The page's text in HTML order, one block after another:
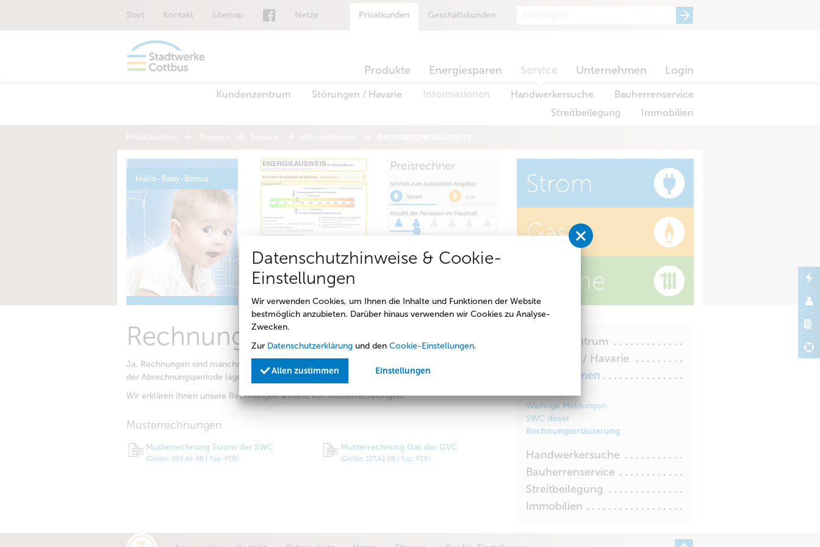
Privatkunden Geschäftskunden
Start Kontakt Sitemap Netze
Produkte Energiesparen Service Unternehmen Login
Kundenzentrum Störungen / Havarie Informationen Handwerkersuche
Bauherrenservice
Streitbeilegung
Immobilien
Privatkunden
Hallo-Baby-Bonus
Energieausweise
Rechnungserläuterungen
Ja, Rechnungen sind manchmal etwas kompliziert. Zumal, wenn auch noch Zählerwechsel in
der Abrechnungsperiode lagen...
Wir erklären Ihnen unsere Rechnungen anhand von Musterrechnungen.
Musterrechnungen
Musterrechnung Strom der SWC
(Größe: 309,49 KB | Typ: PDF)
Musterrechnung Gas der GVC
(Größe: 177,42 KB | Typ: PDF)
Strom
Gas
Wärme
Kundenzentrum
Störungen / Havarie
Informationen
Wichtige Meldungen
SWC direkt
Rechnungserläuterung
Handwerkersuche
Bauherrenservice
Streitbeilegung
Immobilien
Datenschutzhinweise & Cookie-
Einstellungen
Wir verwenden Cookies, um Ihnen die Inhalte und Funktionen der Website
bestmöglich anzubieten. Darüber hinaus verwenden wir Cookies zu Analyse-
Zwecken.
Zur Datenschutzerklärung und den Cookie-Einstellungen.
Allen zustimmen Einstellungen